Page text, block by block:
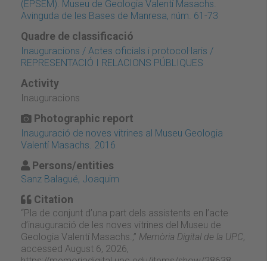
(EPSEM). Museu de Geologia Valentí Masachs.
Avinguda de les Bases de Manresa, núm. 61-73
Quadre de classificació
Inauguracions / Actes oficials i protocol·laris /
REPRESENTACIÓ I RELACIONS PÚBLIQUES
Activity
Inauguracions
Photographic report
Inauguració de noves vitrines al Museu Geologia
Valentí Masachs. 2016
Persons/entities
Sanz Balagué, Joaquim
Citation
“Pla de conjunt d’una part dels assistents en l’acte
d’inauguració de les noves vitrines del Museu de
Geologia Valentí Masachs.,” Memòria Digital de la UPC,
accessed August 6, 2026,